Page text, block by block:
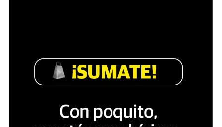
“No son redes sociales, son
redes empresariales que
lucran con relaciones
humanas”